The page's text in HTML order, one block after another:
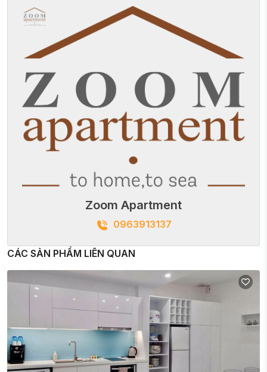
Zoom Apartment
0963913137
CÁC SẢN PHẨM LIÊN QUAN